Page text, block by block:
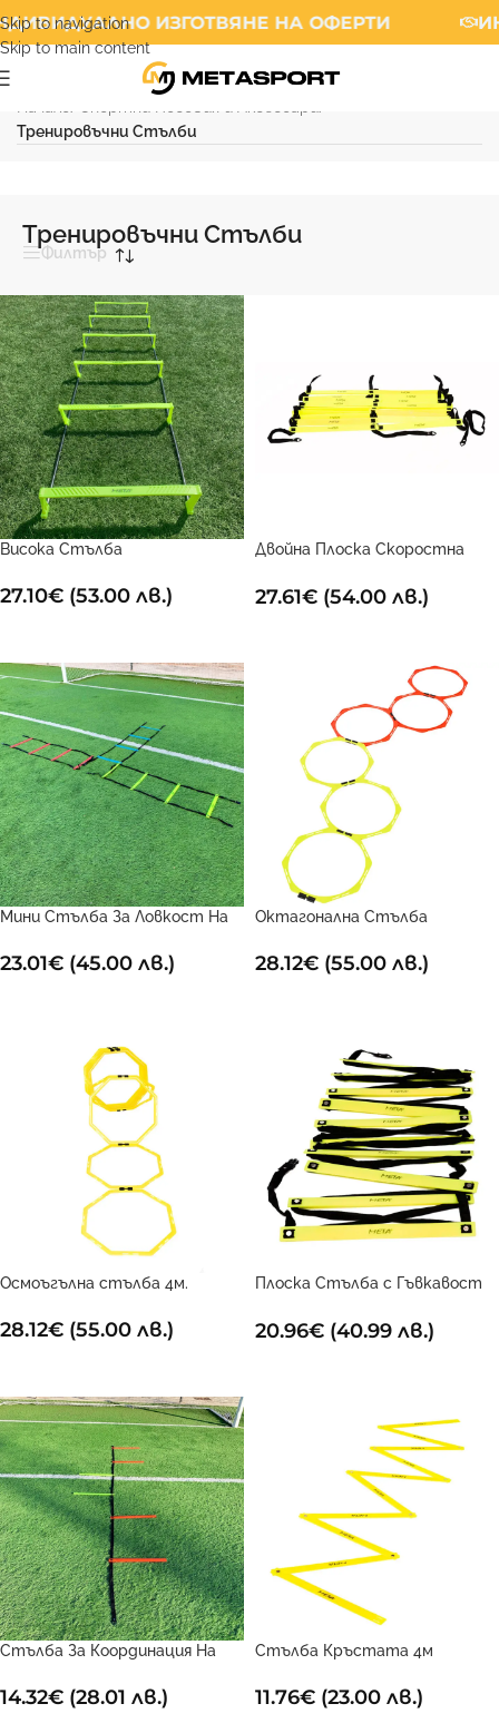
Skip to navigation
Skip to main content
ИЗГОТВЯНЕ НА ОФЕРТИ
Тренировъчни Стълби
Тренировъчни Стълби
Филтър
Висока Стълба
27.10€ (53.00 лв.)
Двойна Плоска Скоростна
27.61€ (54.00 лв.)
Мини Стълба За Ловкост На
23.01€ (45.00 лв.)
Октагонална Стълба
28.12€ (55.00 лв.)
Осмоъгълна стълба 4м.
28.12€ (55.00 лв.)
Плоска Стълба с Гъвкавост
20.96€ (40.99 лв.)
Стълба За Координация На
14.32€ (28.01 лв.)
Стълба Кръстата 4м
11.76€ (23.00 лв.)